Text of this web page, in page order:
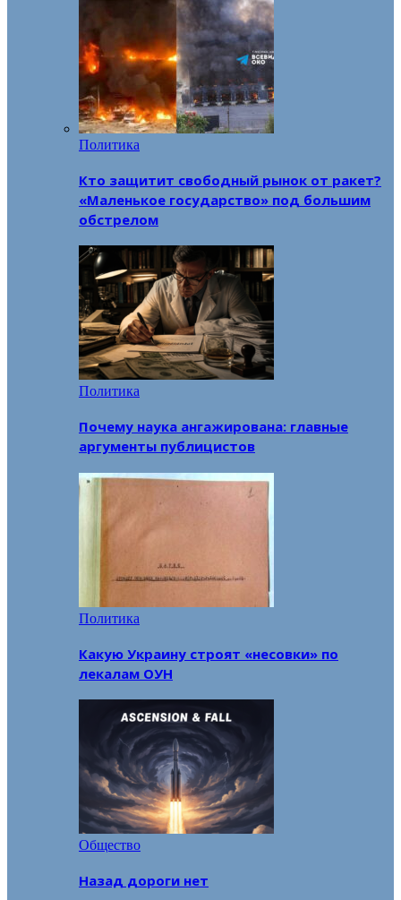
Политика
Кто защитит свободный рынок от ракет?
«Маленькое государство» под большим
обстрелом
Политика
Почему наука ангажирована: главные
аргументы публицистов
Политика
Какую Украину строят «несовки» по
лекалам ОУН
Общество
Назад дороги нет